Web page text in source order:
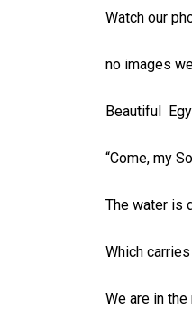
Watch our
no images
Beautiful
“Come, my
The water is
Which
We are in